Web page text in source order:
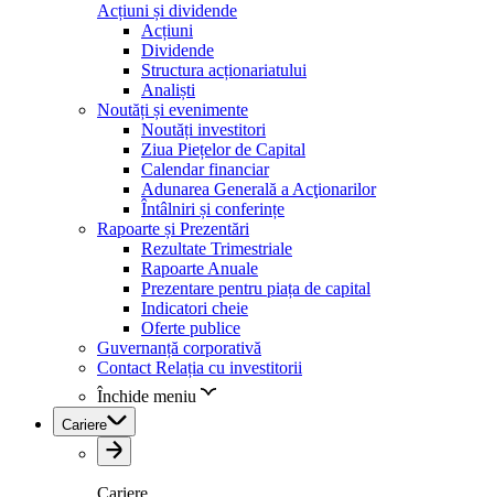
Acțiuni și dividende
Acțiuni
Dividende
Structura acționariatului
Analiști
Noutăți și evenimente
Noutăți investitori
Ziua Piețelor de Capital
Calendar financiar
Adunarea Generală a Acţionarilor
Întâlniri și conferințe
Rapoarte și Prezentări
Rezultate Trimestriale
Rapoarte Anuale
Prezentare pentru piața de capital
Indicatori cheie
Oferte publice
Guvernanță corporativă
Contact Relația cu investitorii
Închide meniu
Cariere
Cariere